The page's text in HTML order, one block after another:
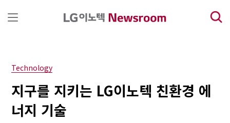
Technology
지구를 지키는 LG이노텍 친환경 에
너지 기술